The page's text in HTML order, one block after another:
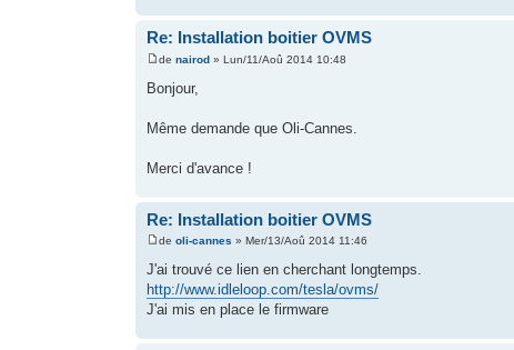
Re: Installation boitier OVMS
de nairod » Lun/11/Aoû 2014 10:48
Bonjour,
Même demande que Oli-Cannes.
Merci d'avance !
Re: Installation boitier OVMS
de oli-cannes » Mer/13/Aoû 2014 11:46
J'ai trouvé ce lien en cherchant longtemps.
http://www.idleloop.com/tesla/ovms/
J'ai mis en place le firmware